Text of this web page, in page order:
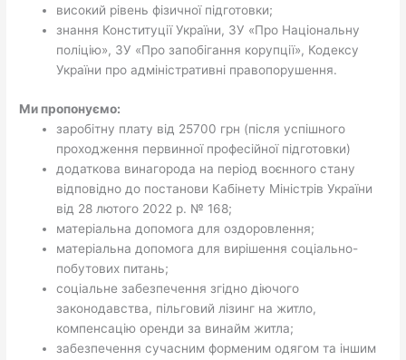
високий рівень фізичної підготовки;
знання Конституції України, ЗУ «Про Національну
поліцію», ЗУ «Про запобігання корупції», Кодексу
України про адміністративні правопорушення.
Ми пропонуємо:
заробітну плату від 25700 грн (після успішного
проходження первинної професійної підготовки)
додаткова винагорода на період воєнного стану
відповідно до постанови Кабінету Міністрів України
від 28 лютого 2022 р. № 168;
матеріальна допомога для оздоровлення;
матеріальна допомога для вирішення соціально-
побутових питань;
соціальне забезпечення згідно діючого
законодавства, пільговий лізинг на житло,
компенсацію оренди за винайм житла;
забезпечення сучасним форменим одягом та іншим